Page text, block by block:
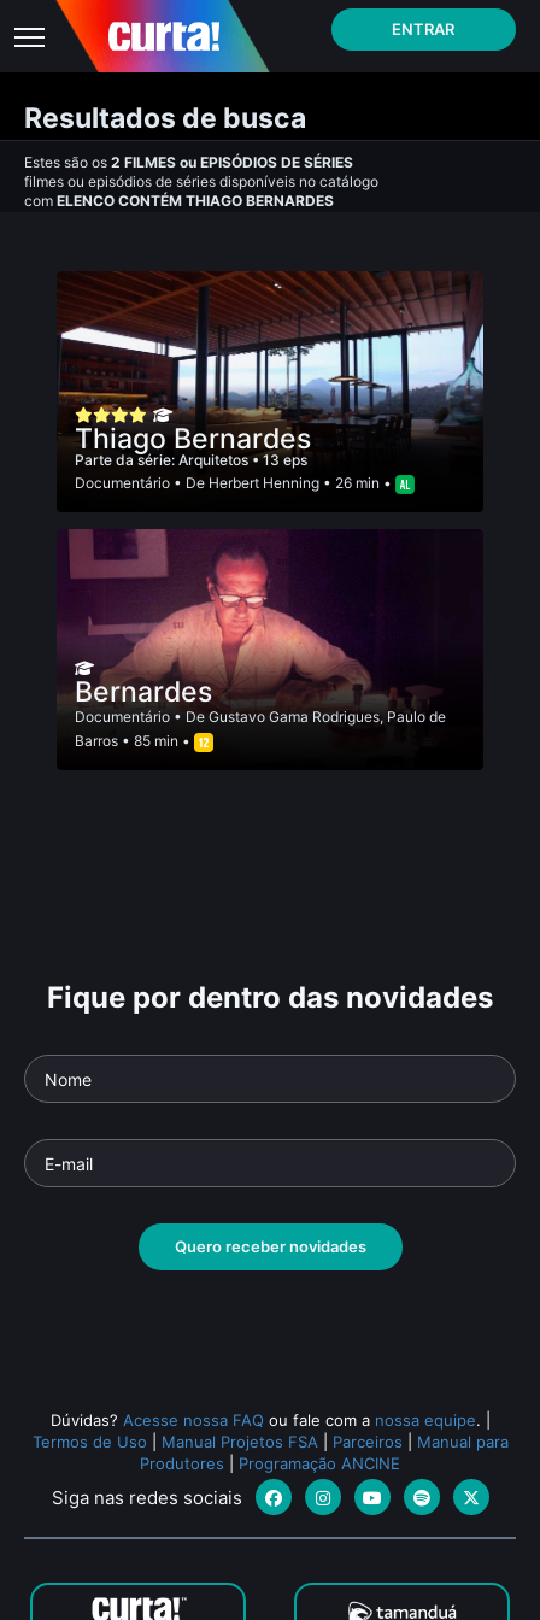
ENTRAR
Resultados de busca
Estes são os 2 FILMES ou EPISÓDIOS DE SÉRIES
filmes ou episódios de séries disponíveis no catálogo
com ELENCO CONTÉM THIAGO BERNARDES
Thiago Bernardes
Parte da série: Arquitetos • 13 eps
Documentário • De Herbert Henning • 26 min •
Bernardes
Documentário • De Gustavo Gama Rodrigues, Paulo de
Barros • 85 min •
Fique por dentro das novidades
Quero receber novidades
Dúvidas? Acesse nossa FAQ ou fale com a nossa equipe.
Termos de Uso
Manual Projetos FSA Parceiros
Manual para
Produtores
Programação ANCINE
Siga nas redes sociais